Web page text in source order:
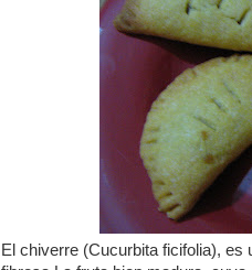
El chiverre (Cucurbita ficifolia),